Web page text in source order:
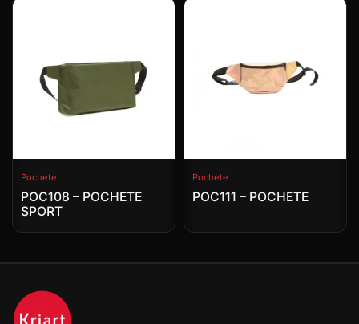
Pochete
POC108 – POCHETE
SPORT
Pochete
POC111 – POCHETE